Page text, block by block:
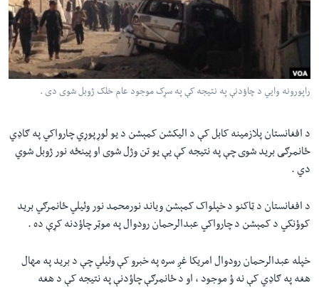
دلته
مخکې
لټون
واوړئ
دروغ ریښتیا
اداریه
FOLLOW US
ژبې
راپورونه وايي د چاؤدنې په نتيجه کې په سړک موجود عام خلک ژوبل شوی دی .
د افغانستان پلازمينه کابل کې د اليکشن کمېشن د يو لوړپوړي چارواکي په ګاډي
ځانمرګی بريد شوی چې په نتيجه کې يې يو تن وژل شوی او پينځه نور ژوبل شوي
دي .
د افغانستان د ټاکنو د خپلواک کمېشن وياند نورمحمد نور وئيلي ځانمرګي بريد
کوؤنکي د کمېشن د چارواکي عبدالرحمان رودوال په موټر چاؤدنه کړې ده .
خپله عبدالرحمان رودوال امريکا غږ سره په خبرو کې وئيلي چې د بريد په مهال
هغه په ګاډي کې نه ؤ موجود ، او د ځانمرګې چاؤدنې په نتيجه کې د هغه